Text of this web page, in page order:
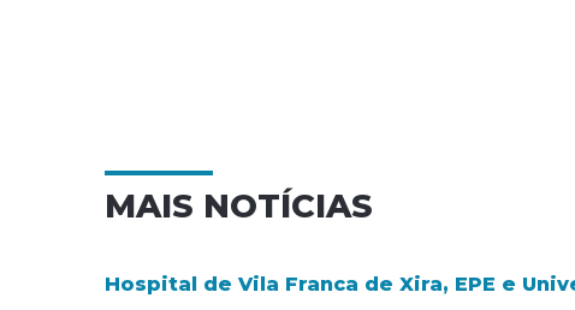
MAIS NOTÍCIAS
Hospital de Vila Franca de Xira, EPE e